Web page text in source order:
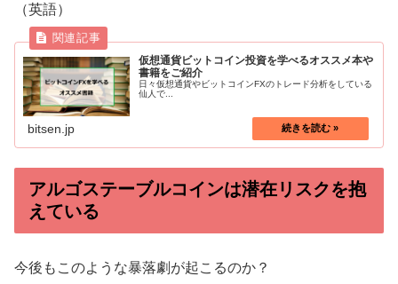
（英語）
仮想通貨ビットコイン投資を学べるオススメ本や
書籍をご紹介
日々仮想通貨やビットコインFXのトレード分析をしている
仙人で...
bitsen.jp
アルゴステーブルコインは潜在リスクを抱
えている
今後もこのような暴落劇が起こるのか？